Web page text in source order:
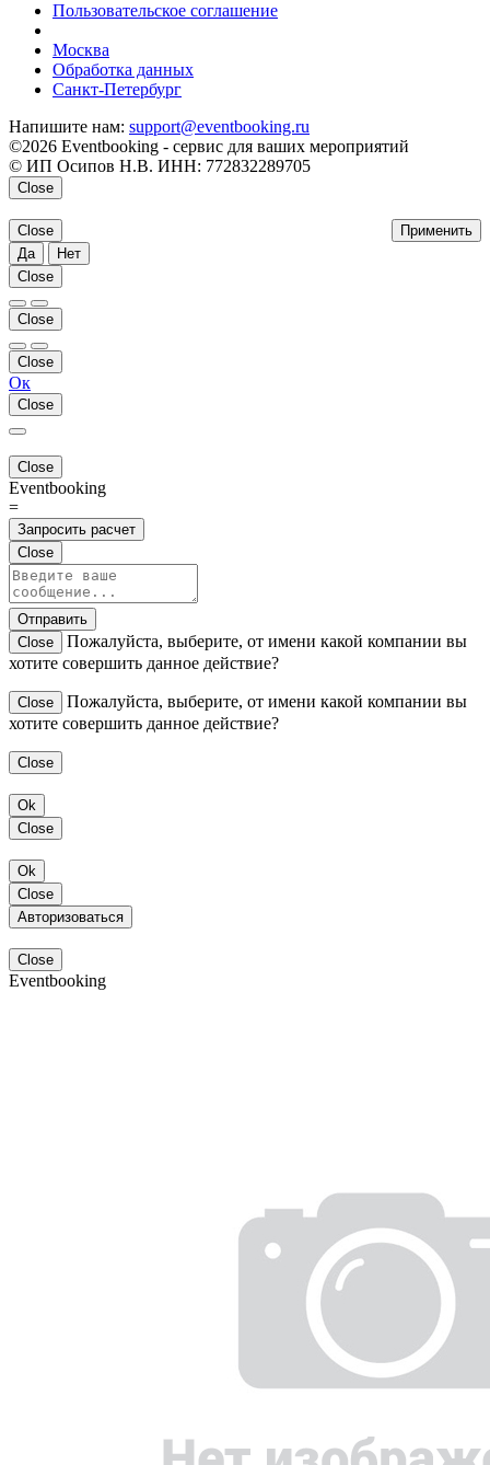
Пользовательское соглашение
Москва
Обработка данных
Санкт-Петербург
Напишите нам: support@eventbooking.ru
©2026 Eventbooking - сервис для ваших мероприятий
© ИП Осипов Н.В. ИНН: 772832289705
Close
Применить
Close
Да
Нет
Close
Close
Close
Ок
Close
Close
Eventbooking
=
Запросить расчет
Close
Отправить
Close
Пожалуйста, выберите, от имени какой компании вы
хотите совершить данное действие?
Close
Пожалуйста, выберите, от имени какой компании вы
хотите совершить данное действие?
Close
Ok
Close
Ok
Close
Авторизоваться
Close
Eventbooking